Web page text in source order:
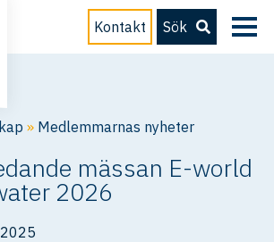
Kontakt Sök
» Medlemmarnas nyheter
mässan E-world
2026